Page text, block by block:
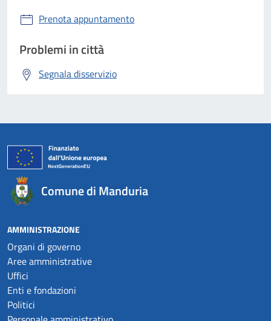
Prenota appuntamento
Problemi in città
Segnala disservizio
Comune di Manduria
AMMINISTRAZIONE
Organi di governo
Aree amministrative
Uffici
Enti e fondazioni
Politici